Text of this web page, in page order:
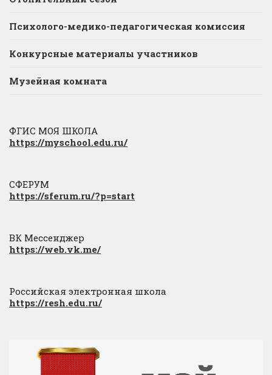
Психолого-медико-педагогическая комиссия
Конкурсные материалы участников
Музейная комната
ФГИС МОЯ ШКОЛА
https://myschool.edu.ru/
СФЕРУМ
https://sferum.ru/?p=start
ВК Мессенджер
https://web.vk.me/
Российская электронная школа
https://resh.edu.ru/